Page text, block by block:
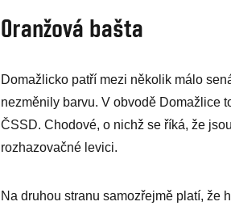
Oranžová bašta
Domažlicko patří mezi několik málo
nezměnily barvu. V obvodě Domažlice
ČSSD. Chodové, o nichž se říká, že
rozhazovačné levici.
Na druhou stranu samozřejmě platí, že